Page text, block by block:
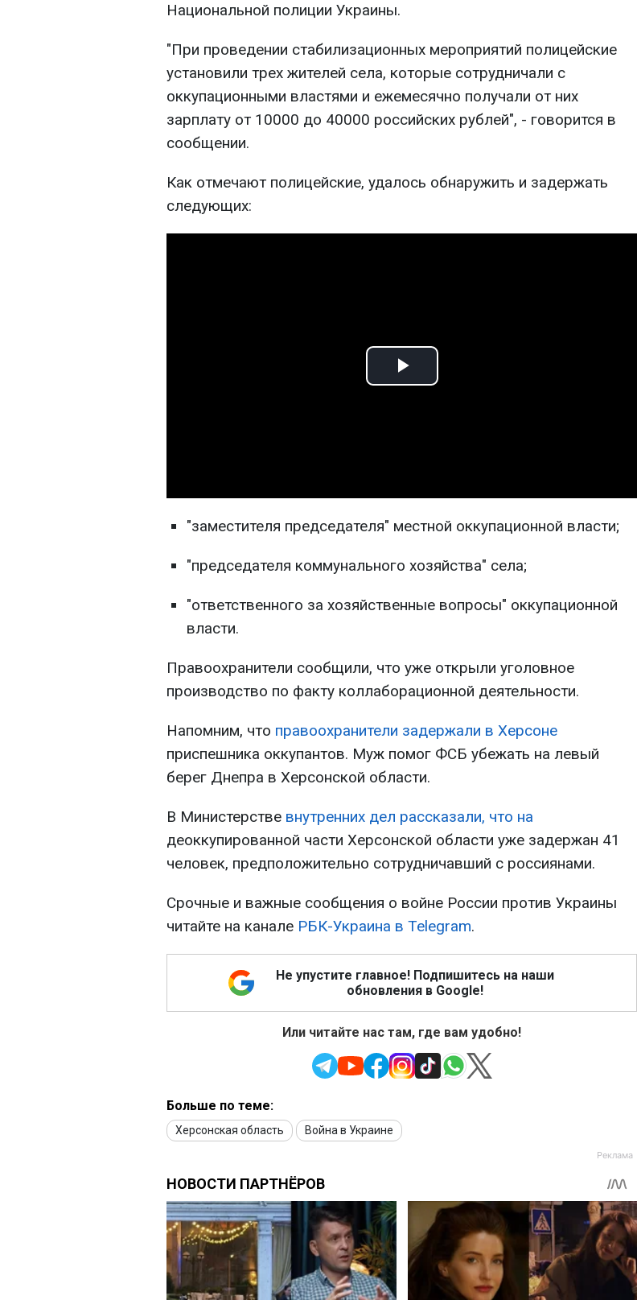
Национальной полиции Украины.
"При проведении стабилизационных мероприятий полицейские
установили трех жителей села, которые сотрудничали с
оккупационными властями и ежемесячно получали от них
зарплату от 10000 до 40000 российских рублей", - говорится в
сообщении.
Как отмечают полицейские, удалось обнаружить и задержать
следующих:
Play
"заместителя председателя" местной оккупационной власти;
"председателя коммунального хозяйства" села;
"ответственного за хозяйственные вопросы" оккупационной
власти.
Правоохранители сообщили, что уже открыли уголовное
производство по факту коллаборационной деятельности.
Напомним, что правоохранители задержали в Херсоне
приспешника оккупантов. Муж помог ФСБ убежать на левый
берег Днепра в Херсонской области.
В Министерстве внутренних дел рассказали, что на
деоккупированной части Херсонской области уже задержан 41
человек, предположительно сотрудничавший с россиянами.
Срочные и важные сообщения о войне России против Украины
читайте на канале РБК-Украина в Telegram.
Не упустите главное! Подпишитесь на наши
обновления в Google!
Или читайте нас там, где вам удобно!
Больше по теме:
Херсонская область Война в Украине